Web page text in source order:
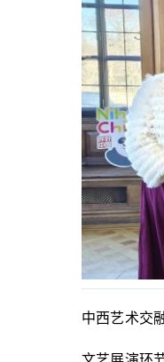
中西艺术交